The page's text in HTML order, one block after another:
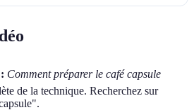
Comment préparer le café capsule
de la technique. Recherchez sur